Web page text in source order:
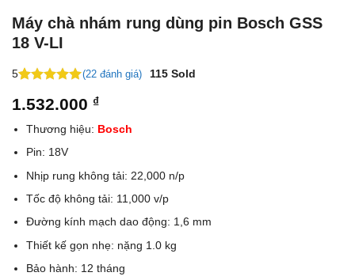
Máy chà nhám rung dùng pin Bosch GSS
18 V-LI
5
dựa trên
(22 đánh giá) 115 Sold
1.532.000 ₫
Thương hiệu: Bosch
Pin: 18V
Nhịp rung không tải: 22,000 n/p
Tốc độ không tải: 11,000 v/p
Đường kính mạch dao động: 1,6 mm
Thiết kế gọn nhẹ: nặng 1.0 kg
Bảo hành: 12 tháng